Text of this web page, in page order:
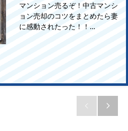
マンション売るぞ！中古マンシ
ョン売却のコツをまとめたら妻
に感動されたった！！…
 